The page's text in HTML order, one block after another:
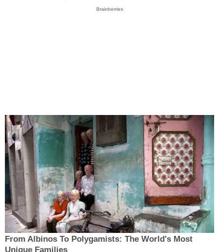
Brainberries
From Albinos To Polygamists: The World's Most
Unique Families